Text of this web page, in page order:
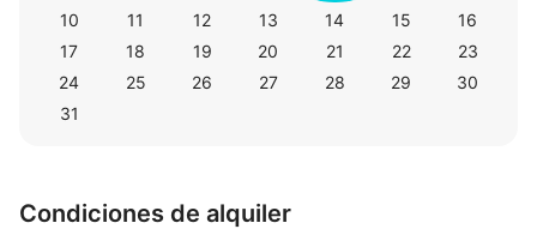
10
11 12 13 14 15
16
17
18 19 20 21 22
23
24
25 26 27 28 29
30
31
Condiciones de alquiler